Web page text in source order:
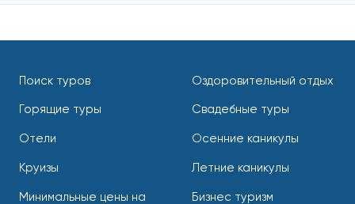
Поиск туров
Горящие туры
Отели
Круизы
Минимальные цены на
Оздоровительный отдых
Свадебные туры
Осенние каникулы
Летние каникулы
Бизнес туризм